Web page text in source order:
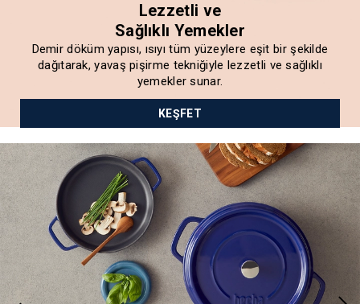
Lezzetli ve
Sağlıklı Yemekler
Demir döküm yapısı, ısıyı tüm yüzeylere eşit bir şekilde
dağıtarak, yavaş pişirme tekniğiyle lezzetli ve sağlıklı
yemekler sunar.
KEŞFET